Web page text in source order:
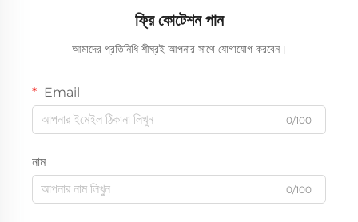
ফ্রি কোটেশন পান
আমাদের প্রতিনিধি শীঘ্রই আপনার সাথে যোগাযোগ করবেন।
Email
0/100
নাম
0/100